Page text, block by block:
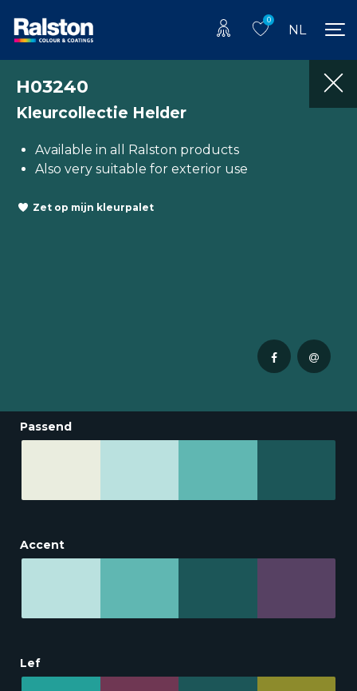
0
NL
H03240
Kleurcollectie Helder
Available in all Ralston products
Also very suitable for exterior use
Zet op mijn kleurpalet
Passend
Accent
Lef